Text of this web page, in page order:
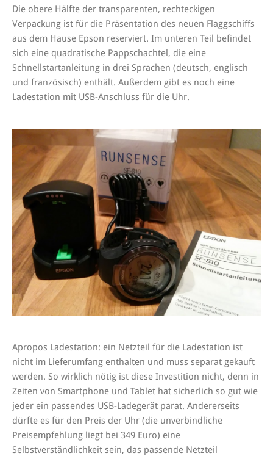
Die obere Hälfte der transparenten, rechteckigen
Verpackung ist für die Präsentation des neuen Flaggschiffs
aus dem Hause Epson reserviert. Im unteren Teil befindet
sich eine quadratische Pappschachtel, die eine
Schnellstartanleitung in drei Sprachen (deutsch, englisch
und französisch) enthält. Außerdem gibt es noch eine
Ladestation mit USB-Anschluss für die Uhr.
Apropos Ladestation: ein Netzteil für die Ladestation ist
nicht im Lieferumfang enthalten und muss separat gekauft
werden. So wirklich nötig ist diese Investition nicht, denn in
Zeiten von Smartphone und Tablet hat sicherlich so gut wie
jeder ein passendes USB-Ladegerät parat. Andererseits
dürfte es für den Preis der Uhr (die unverbindliche
Preisempfehlung liegt bei 349 Euro) eine
Selbstverständlichkeit sein, das passende Netzteil